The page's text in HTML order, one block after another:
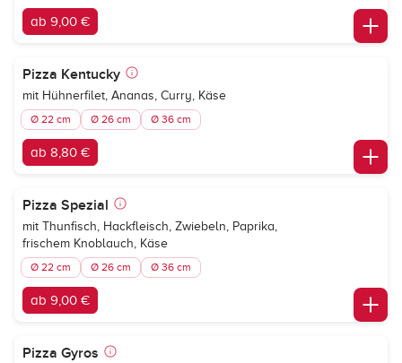
ab 9,00 €
Pizza Kentucky
mit Hühnerfilet, Ananas, Curry, Käse
Ø 22 cm Ø 26 cm Ø 36 cm
ab 8,80 €
Pizza Spezial
mit Thunfisch, Hackfleisch, Zwiebeln, Paprika,
frischem Knoblauch, Käse
Ø 22 cm Ø 26 cm Ø 36 cm
ab 9,00 €
Pizza Gyros